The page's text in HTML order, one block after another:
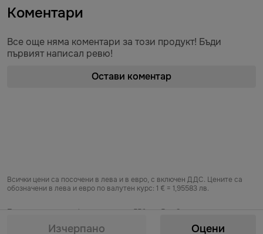
Изчерпано Оцени
Коментари
Все още няма коментари за този продукт! Бъди
първият написал ревю!
Остави коментар
Всички цени са посочени в лева и в евро, с включен ДДС. Цените са
обозначени в лева и евро по валутен курс: 1 € = 1,95583 лв.
Предоставяне на информация по чл. 55б, ал. 5 от Закона за въвеждане